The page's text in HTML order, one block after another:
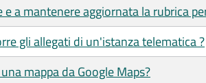
e a mantenere aggiornata la rubrica
gli allegati di un'istanza telematica ?
mappa da Google Maps?